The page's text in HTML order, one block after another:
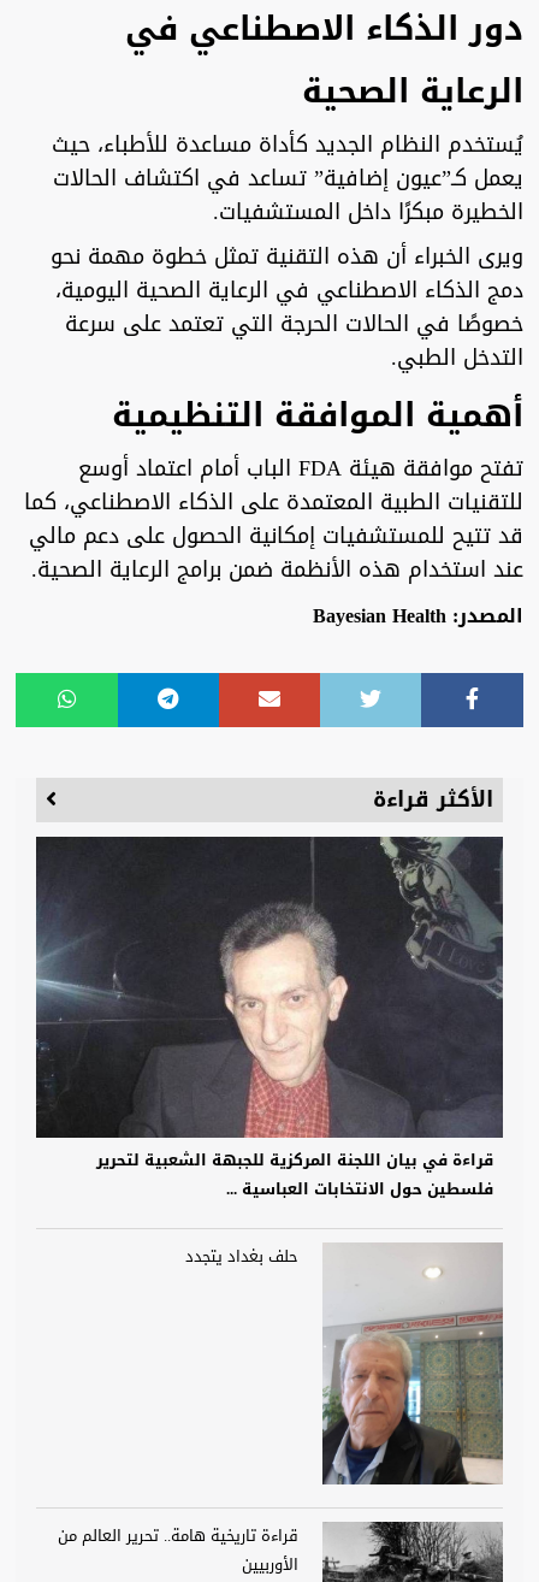
دور الذكاء الاصطناعي في
الرعاية الصحية
يُستخدم النظام الجديد كأداة مساعدة للأطباء، حيث
يعمل كـ”عيون إضافية” تساعد في اكتشاف الحالات
الخطيرة مبكرًا داخل المستشفيات.
ويرى الخبراء أن هذه التقنية تمثل خطوة مهمة نحو
دمج الذكاء الاصطناعي في الرعاية الصحية اليومية،
خصوصًا في الحالات الحرجة التي تعتمد على سرعة
التدخل الطبي.
أهمية الموافقة التنظيمية
تفتح موافقة هيئة FDA الباب أمام اعتماد أوسع
للتقنيات الطبية المعتمدة على الذكاء الاصطناعي، كما
قد تتيح للمستشفيات إمكانية الحصول على دعم مالي
عند استخدام هذه الأنظمة ضمن برامج الرعاية الصحية.
المصدر: Bayesian Health
الأكثر قراءة
قراءة في بيان اللجنة المركزية للجبهة الشعبية لتحرير
فلسطين حول الانتخابات العباسية ...
حلف بغداد يتجدد
قراءة تاريخية هامة.. تحرير العالم من
الأوربيين